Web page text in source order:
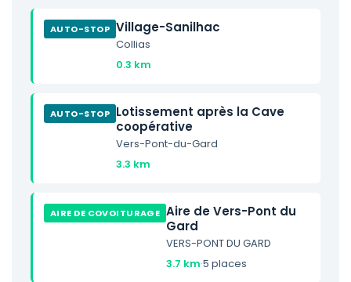
AUTO-STOP Village-Sanilhac
Collias
0.3 km
AUTO-STOP Lotissement après la Cave
coopérative
Vers-Pont-du-Gard
3.3 km
AIRE DE COVOITURAGE Aire de Vers-Pont du
Gard
VERS-PONT DU GARD
3.7 km·5 places